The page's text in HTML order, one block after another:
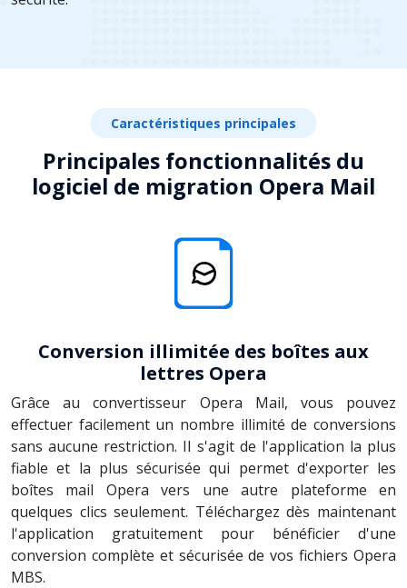
Caractéristiques principales
Principales fonctionnalités du
logiciel de migration Opera Mail
Conversion illimitée des boîtes aux
lettres Opera
Grâce au convertisseur Opera Mail, vous pouvez
effectuer facilement un nombre illimité de conversions
sans aucune restriction. Il s'agit de l'application la plus
fiable et la plus sécurisée qui permet d'exporter les
boîtes mail Opera vers une autre plateforme en
quelques clics seulement. Téléchargez dès maintenant
l'application gratuitement pour bénéficier d'une
conversion complète et sécurisée de vos fichiers Opera
MBS.